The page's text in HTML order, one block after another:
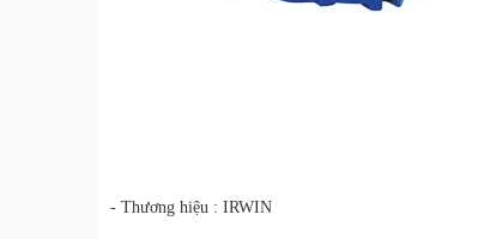
- Thương hiệu : IRWIN